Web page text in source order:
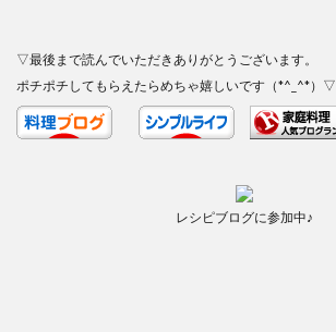
▽最後まで読んでいただきありがとうございます。
ポチポチしてもらえたらめちゃ嬉しいです（*^_^*）▽
レシピブログに参加中♪